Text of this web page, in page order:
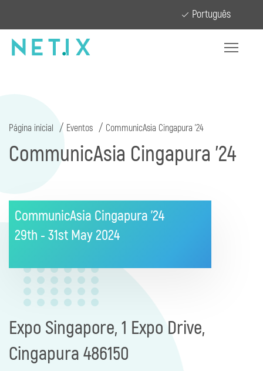
Português
Página inicial Eventos CommunicAsia Cingapura '24
CommunicAsia Cingapura '24
CommunicAsia Cingapura '24
29th - 31st May2024
Expo Singapore, 1 Expo Drive,
Cingapura 486150